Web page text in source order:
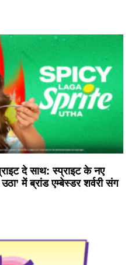
दे साथ: स्प्राइट के नए
में ब्रांड एम्बेस्डर शर्वरी संग